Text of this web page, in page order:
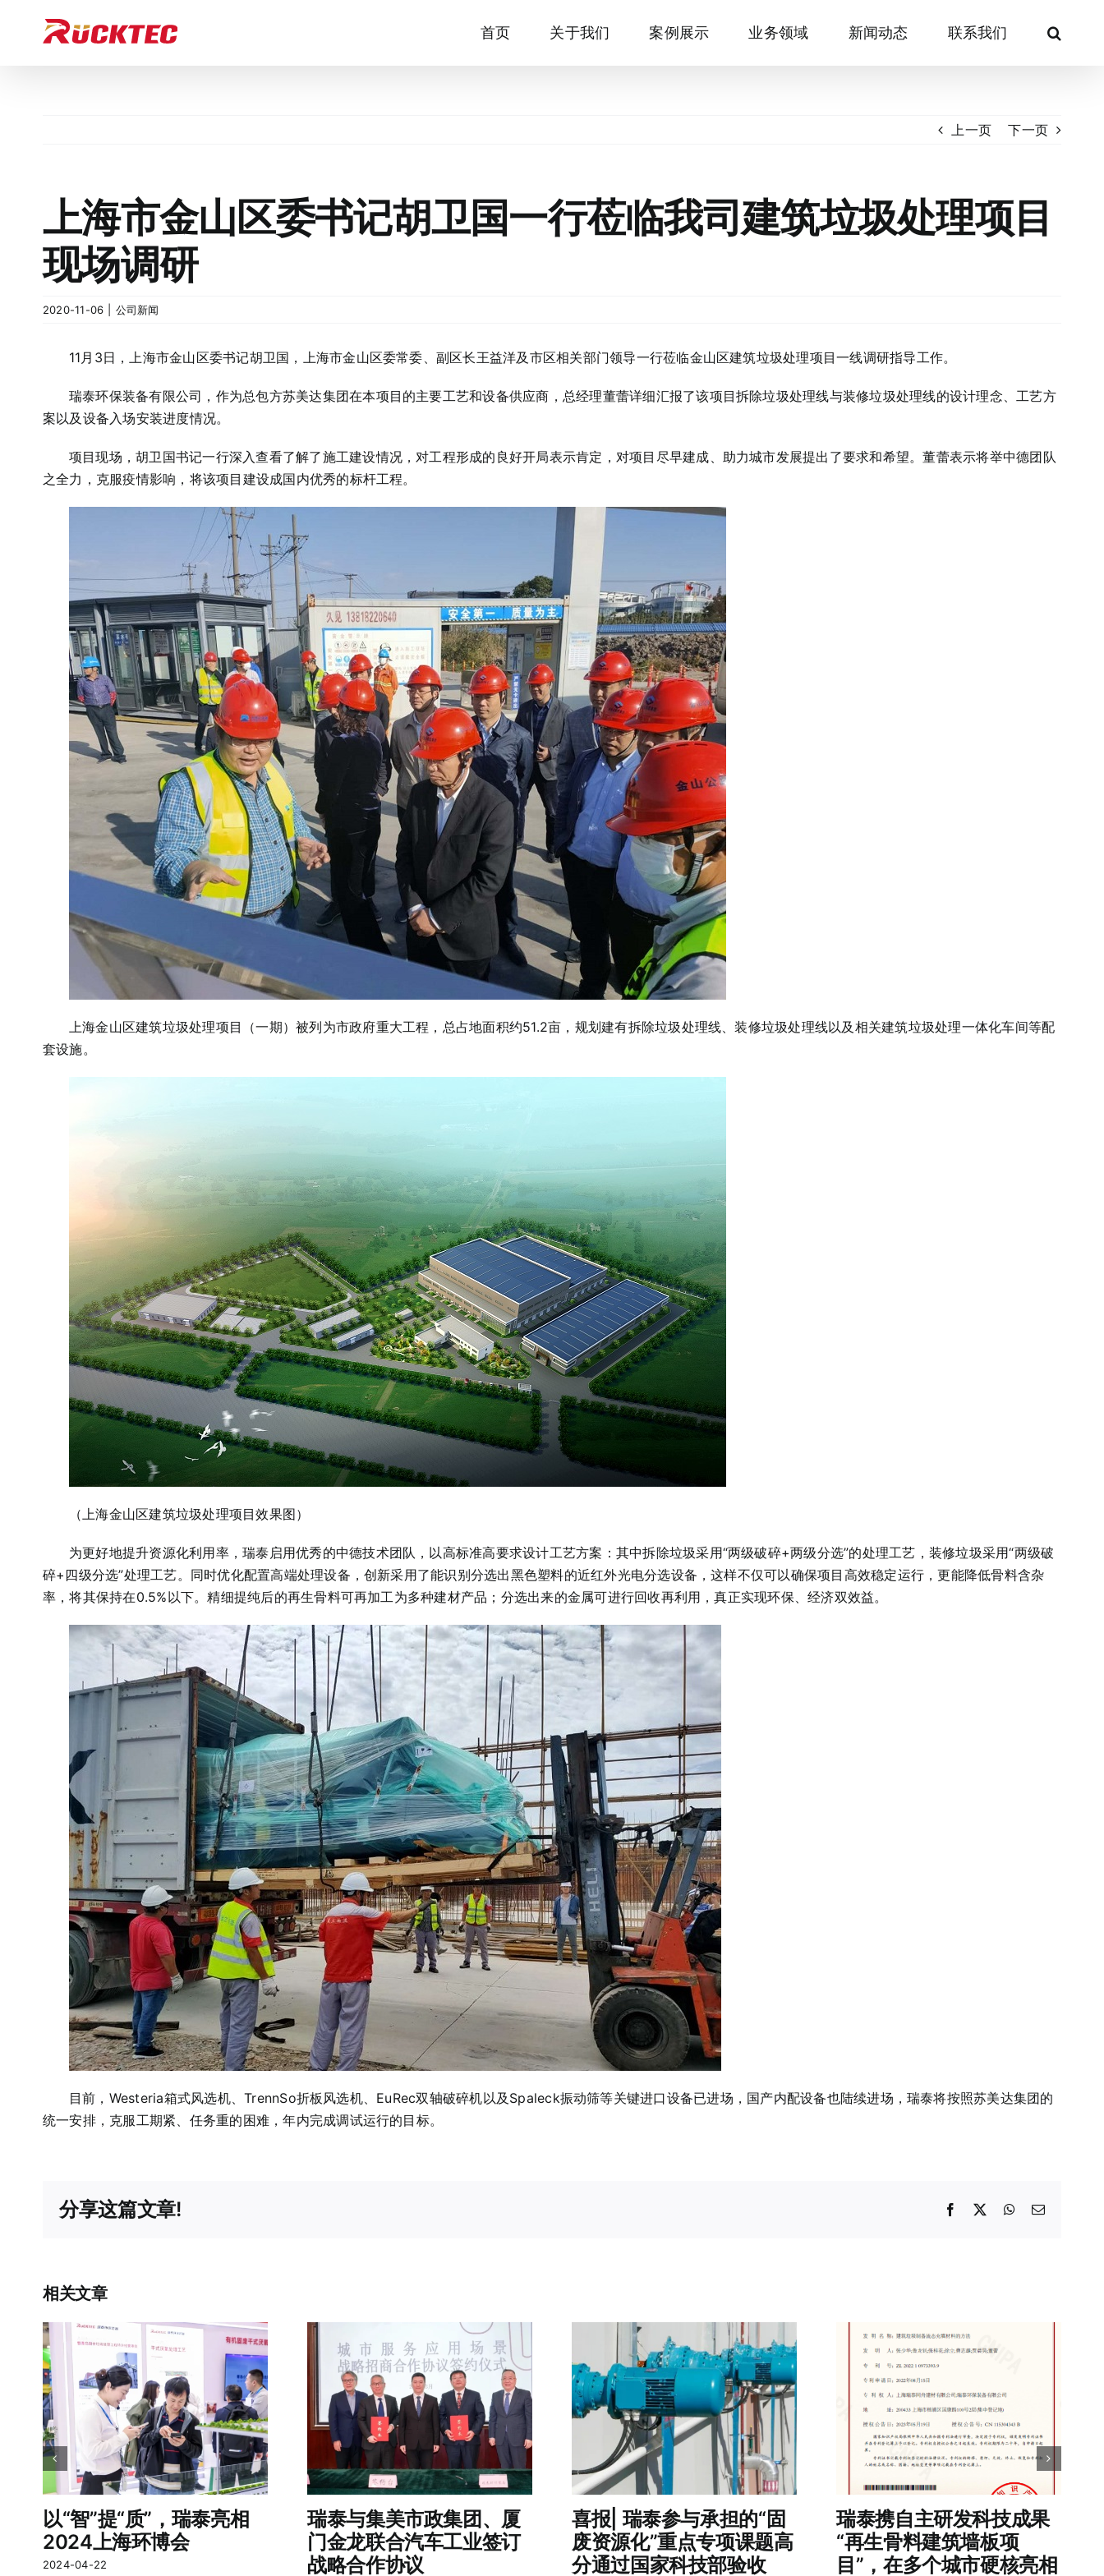
首页 关于我们 案例展示 业务领域 新闻动态 联系我们
上一页 下一页
上海市金山区委书记胡卫国一行莅临我司建筑垃圾处理项目
现场调研
2020-11-06 公司新闻
11月3日，上海市金山区委书记胡卫国，上海市金山区委常委、副区长王益洋及市区相关部门领导一行莅临金山区建筑垃圾处理项目一线调研指导工作。
瑞泰环保装备有限公司，作为总包方苏美达集团在本项目的主要工艺和设备供应商，总经理董蕾详细汇报了该项目拆除垃圾处理线与装修垃圾处理线的设计理念、工艺方
案以及设备入场安装进度情况。
项目现场，胡卫国书记一行深入查看了解了施工建设情况，对工程形成的良好开局表示肯定，对项目尽早建成、助力城市发展提出了要求和希望。董蕾表示将举中德团队
之全力，克服疫情影响，将该项目建设成国内优秀的标杆工程。
上海金山区建筑垃圾处理项目（一期）被列为市政府重大工程，总占地面积约51.2亩，规划建有拆除垃圾处理线、装修垃圾处理线以及相关建筑垃圾处理一体化车间等配
套设施。
（上海金山区建筑垃圾处理项目效果图）
为更好地提升资源化利用率，瑞泰启用优秀的中德技术团队，以高标准高要求设计工艺方案：其中拆除垃圾采用“两级破碎+两级分选”的处理工艺，装修垃圾采用“两级破
碎+四级分选”处理工艺。同时优化配置高端处理设备，创新采用了能识别分选出黑色塑料的近红外光电分选设备，这样不仅可以确保项目高效稳定运行，更能降低骨料含杂
率，将其保持在0.5%以下。精细提纯后的再生骨料可再加工为多种建材产品；分选出来的金属可进行回收再利用，真正实现环保、经济双效益。
目前，Westeria箱式风选机、TrennSo折板风选机、EuRec双轴破碎机以及Spaleck振动筛等关键进口设备已进场，国产内配设备也陆续进场，瑞泰将按照苏美达集团的
统一安排，克服工期紧、任务重的困难，年内完成调试运行的目标。
分享这篇文章! FacebookWhatsApp
电
相关文章
以“智”提“质”，瑞泰亮相
2024上海环博会
2024-04-22
瑞泰与集美市政集团、厦
门金龙联合汽车工业签订
战略合作协议
喜报| 瑞泰参与承担的“固
废资源化”重点专项课题高
分通过国家科技部验收
瑞泰携自主研发科技成果
“再生骨料建筑墙板项
目”，在多个城市硬核亮相